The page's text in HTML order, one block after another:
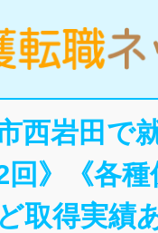
西岩田で
》《各
取得実績